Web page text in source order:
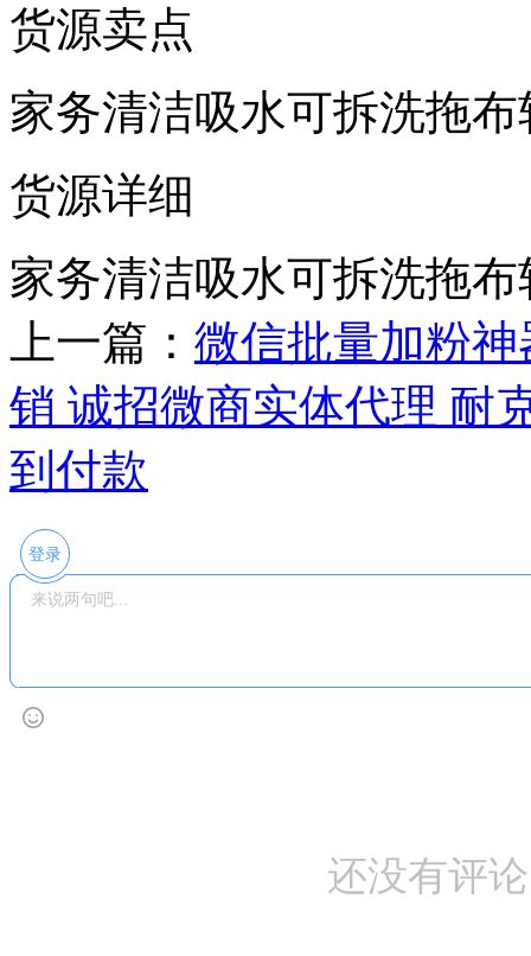
货源卖点
家务清洁吸水可拆洗拖
货源详细
家务清洁吸水可拆洗拖
上一篇： 微信批量加粉神
销 诚招微商实体代理 耐
到付款
登录
还没有评